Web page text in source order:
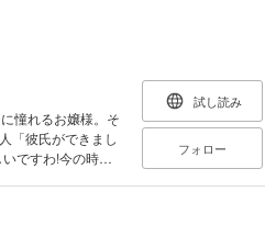
憧れるお嬢様。そ
「彼氏ができまし
ですわ!今の時代
試し読み
フォロー